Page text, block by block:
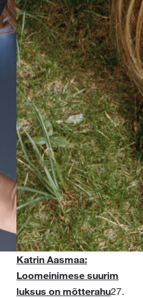
Katrin Aasmaa:
Loomeinimese suurim
luksus on mõtterahu27.